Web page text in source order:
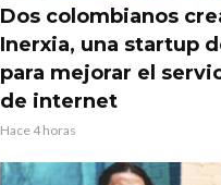
Dos colombianos
Inerxia, una startup
para mejorar el
de internet
Hace 4 horas